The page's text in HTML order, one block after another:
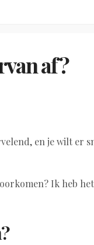
af?
en je wilt er
Ik heb het